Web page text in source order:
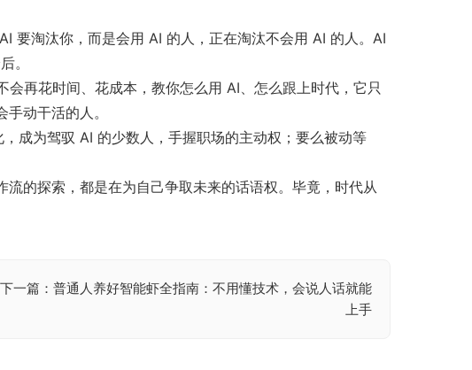
要淘汰你，而是会用 AI 的人，正在淘汰不会用 AI 的人。AI
。
再花时间、花成本，教你怎么用 AI、怎么跟上时代，它只
动干活的人。
成为驾驭 AI 的少数人，手握职场的主动权；要么被动等
的探索，都是在为自己争取未来的话语权。毕竟，时代从
下一篇：普通人养好智能虾全指南：不用懂技术，会说人话就能
上手